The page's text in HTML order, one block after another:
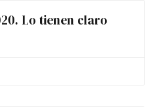
Lo tienen claro